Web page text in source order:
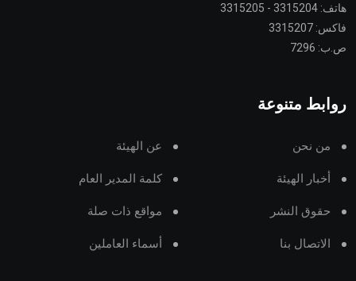
هاتف: 3315204 - 3315205
فاكس: 3315207
ص.ب: 7296
روابط متنوعة
من نحن عن الهيئة
أخبار الهيئة كلمة المدير العام
حقوق النشر مواقع ذات صلة
الاتصال بنا أسماء العاملين